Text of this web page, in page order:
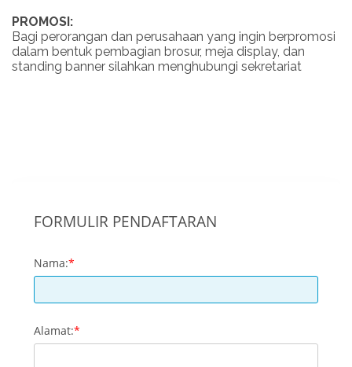
PROMOSI:
Bagi perorangan dan perusahaan yang ingin berpromosi
dalam bentuk pembagian brosur, meja display, dan
standing banner silahkan menghubungi sekretariat